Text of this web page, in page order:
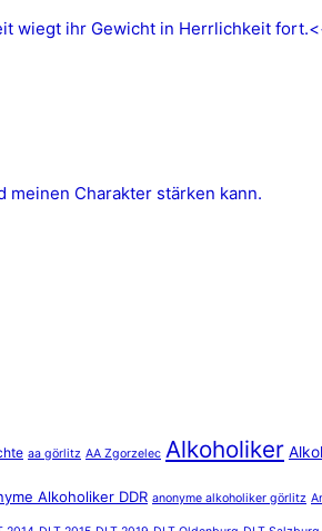
wiegt ihr Gewicht in Herrlichkeit
meinen Charakter stärken kann.
aa görlitz AA Zgorzelec Alkoholiker
Alkoholiker DDR anonyme alkoholiker görlitz